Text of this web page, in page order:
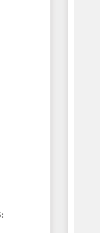
фіксатор для закріплення
типів, які підлягають
застосовувати на